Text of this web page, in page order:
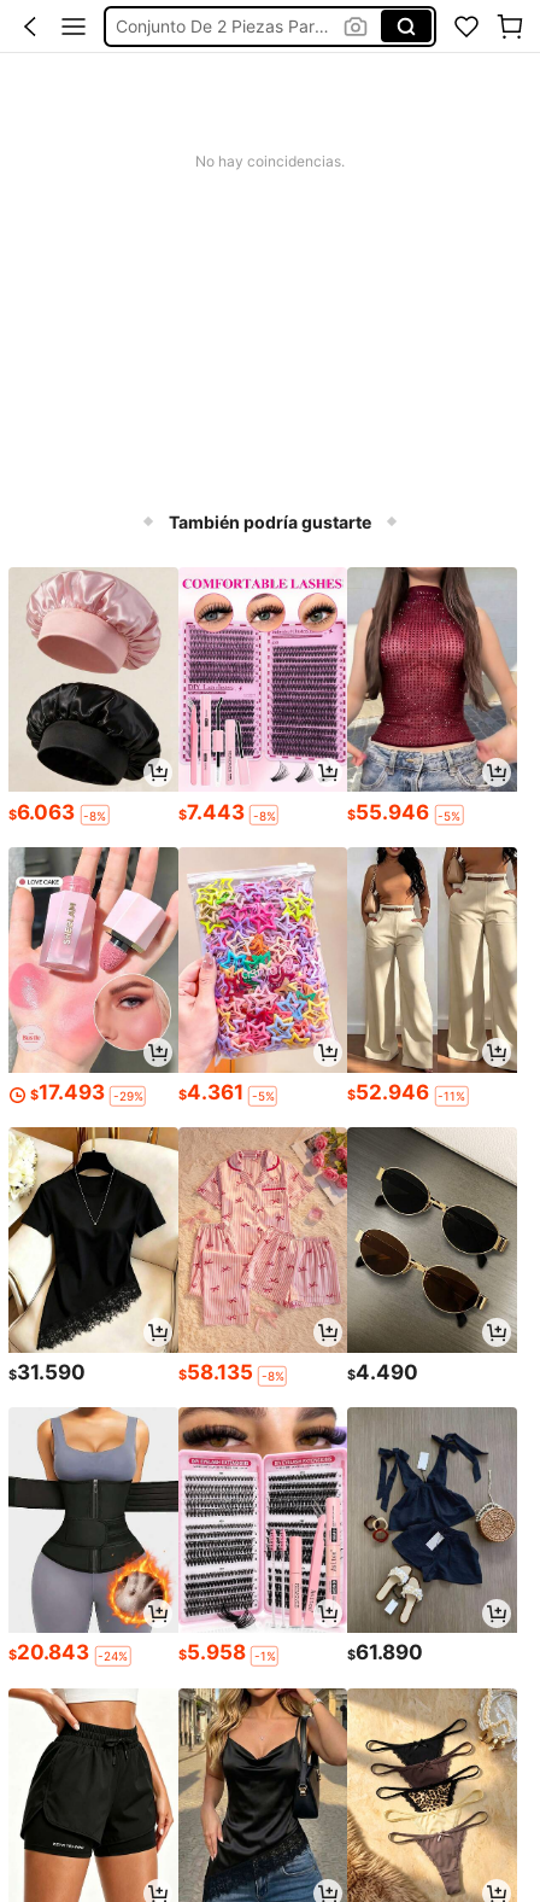
Vestidos Casuales
No hay coincidencias.
También podría gustarte
$6.063 -8% $7.443 -8% $55.946 -5%
$17.493 -29% $4.361 -5% $52.946 -11%
$31.590 $58.135 -8% $4.490
$20.843 -24% $5.958 -1% $61.890